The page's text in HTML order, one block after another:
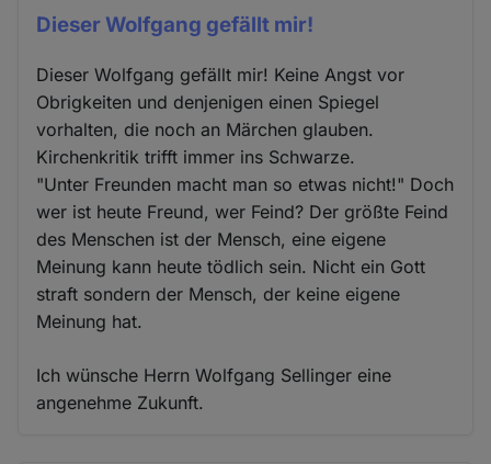
Dieser Wolfgang gefällt mir!
Dieser Wolfgang gefällt mir! Keine Angst vor
Obrigkeiten und denjenigen einen Spiegel
vorhalten, die noch an Märchen glauben.
Kirchenkritik trifft immer ins Schwarze.
"Unter Freunden macht man so etwas nicht!" Doch
wer ist heute Freund, wer Feind? Der größte Feind
des Menschen ist der Mensch, eine eigene
Meinung kann heute tödlich sein. Nicht ein Gott
straft sondern der Mensch, der keine eigene
Meinung hat.
Ich wünsche Herrn Wolfgang Sellinger eine
angenehme Zukunft.